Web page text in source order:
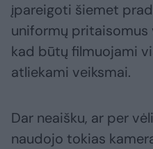
įpareigoti šiemet
uniformų
kad būtų filmuojami
atliekami veiksmai.
Dar neaišku, ar per
naudojo tokias